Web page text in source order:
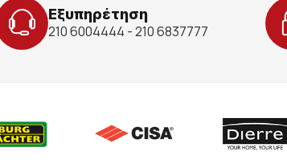
Εξυπηρέτηση
210 6004444 - 210 6837777